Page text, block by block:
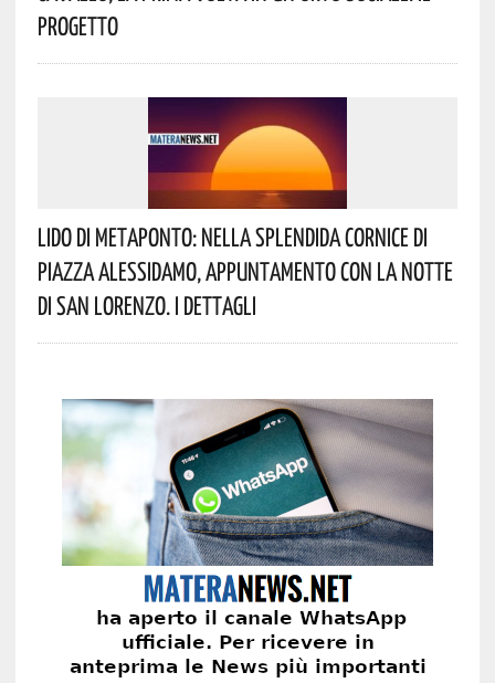
Progetto
Lido Di Metaponto: Nella Splendida Cornice Di
Piazza Alessidamo, Appuntamento Con La Notte
Di San Lorenzo. I Dettagli